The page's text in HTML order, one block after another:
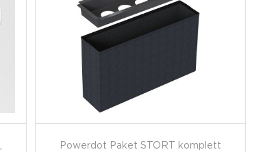
Powerdot Paket STORT komplett